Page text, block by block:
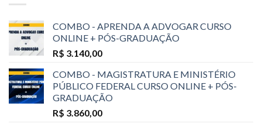
COMBO - APRENDA A ADVOGAR CURSO
ONLINE + PÓS-GRADUAÇÃO
R$ 3.140,00
COMBO - MAGISTRATURA E MINISTÉRIO
PÚBLICO FEDERAL CURSO ONLINE + PÓS-
GRADUAÇÃO
R$ 3.860,00